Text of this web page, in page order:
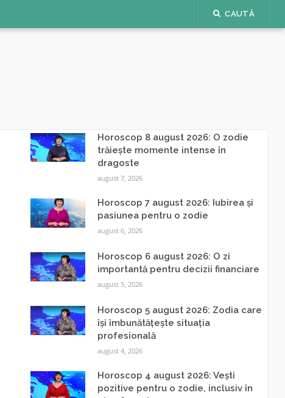
CAUTĂ
Horoscop 8 august 2026: O zodie
trăiește momente intense în
dragoste
august 7, 2026
Horoscop 7 august 2026: Iubirea și
pasiunea pentru o zodie
august 6, 2026
Horoscop 6 august 2026: O zi
importantă pentru decizii financiare
august 5, 2026
Horoscop 5 august 2026: Zodia care
își îmbunătățește situația
profesională
august 4, 2026
Horoscop 4 august 2026: Vești
pozitive pentru o zodie, inclusiv în